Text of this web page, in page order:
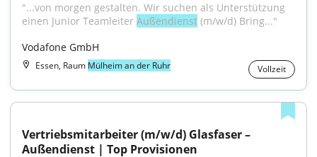
"...von morgen gestalten. Wir suchen als Unterstützung
einen Junior Teamleiter Außendienst (m/w/d) Bring..."
Vodafone GmbH
Essen, Raum Mülheim an der Ruhr Vollzeit
Vertriebsmitarbeiter (m/w/d) Glasfaser –
Außendienst | Top Provisionen